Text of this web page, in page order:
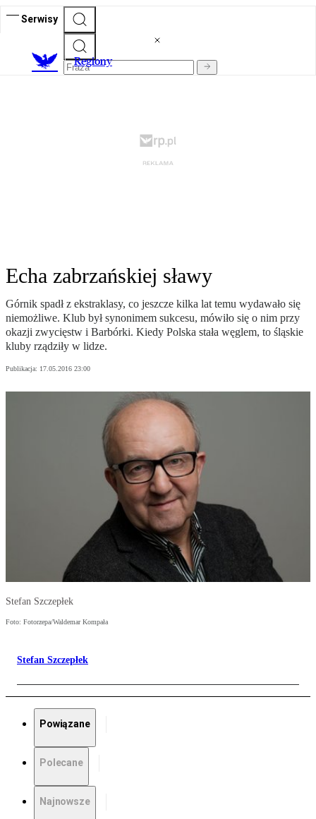
Serwisy
Regiony
Echa zabrzańskiej sławy
Górnik spadł z ekstraklasy, co jeszcze kilka lat temu wydawało się
niemożliwe. Klub był synonimem sukcesu, mówiło się o nim przy
okazji zwycięstw i Barbórki. Kiedy Polska stała węglem, to śląskie
kluby rządziły w lidze.
Publikacja: 17.05.2016 23:00
Stefan Szczepłek
Foto: Fotorzepa/Waldemar Kompała
Stefan Szczepłek
Powiązane
Polecane
Najnowsze